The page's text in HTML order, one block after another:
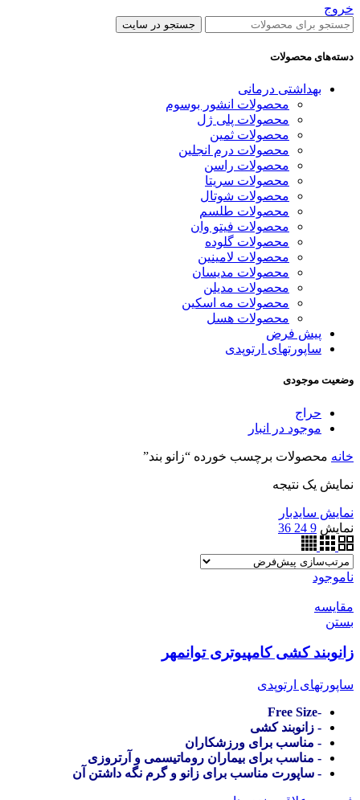
خروج
جستجو در سایت
دسته‌های محصولات
بهداشتی درمانی
محصولات انشور بوسوم
محصولات پلی ژل
محصولات ثمین
محصولات درم انجلین
محصولات راسن
محصولات سریتا
محصولات شوتال
محصولات طلسم
محصولات فیتو وان
محصولات گلوده
محصولات لامینین
محصولات مدیسان
محصولات مدیلن
محصولات مه اسکین
محصولات هسل
پیش فرض
ساپورتهای ارتوپدی
وضعیت موجودی
حراج
موجود در انبار
خانه محصولات برچسب خورده “زانو بند”
نمایش یک نتیجه
نمایش سایدبار
نمایش 9
24
36
ناموجود
مقایسه
بستن
زانوبند کشی کامپیوتری توانمهر
ساپورتهای ارتوپدی
-
Free Size
- زانوبند کشی
- مناسب برای ورزشکاران
- مناسب برای بیماران روماتیسمی و آرتروزی
- ساپورت مناسب برای زانو و گرم نگه داشتن آن